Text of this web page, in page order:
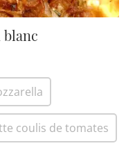
coulis de tomates